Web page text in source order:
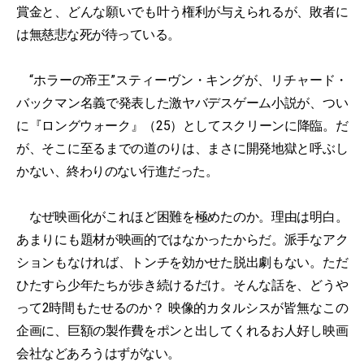
賞金と、どんな願いでも叶う権利が与えられるが、敗者に
は無慈悲な死が待っている。
“ホラーの帝王”スティーヴン・キングが、リチャード・
バックマン名義で発表した激ヤバデスゲーム小説が、つい
に『ロングウォーク』（25）としてスクリーンに降臨。だ
が、そこに至るまでの道のりは、まさに開発地獄と呼ぶし
かない、終わりのない行進だった。
なぜ映画化がこれほど困難を極めたのか。理由は明白。
あまりにも題材が映画的ではなかったからだ。派手なアク
ションもなければ、トンチを効かせた脱出劇もない。ただ
ひたすら少年たちが歩き続けるだけ。そんな話を、どうや
って2時間もたせるのか？ 映像的カタルシスが皆無なこの
企画に、巨額の製作費をポンと出してくれるお人好し映画
会社などあろうはずがない。